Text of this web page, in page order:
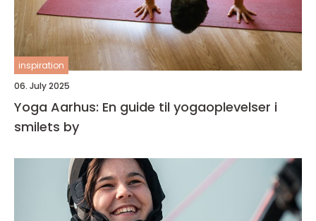
inspiration
06. July 2025
Yoga Aarhus: En guide til yogaoplevelser i
smilets by